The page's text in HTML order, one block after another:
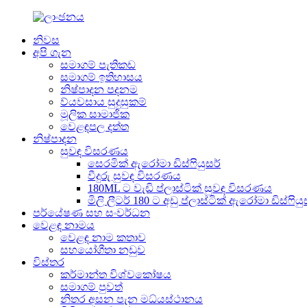
නිවස
අපි ගැන
සමාගම් පැතිකඩ
සමාගම් ඉතිහාසය
නිෂ්පාදන පදනම
ව්යවසාය සුදුසුකම්
මූලික සාමාජික
වෙළඳපල දත්ත
නිෂ්පාදන
සුවඳ විසරණය
සෙරමික් ඇරෝමා ඩිස්ෆියුසර්
වීදුරු සුවඳ විසරණය
180ML ට වැඩි ප්ලාස්ටික් සුවඳ විසරණය
මිලි ලීටර් 180 ට අඩු ප්ලාස්ටික් ඇරෝමා
පර්යේෂණ සහ සංවර්ධන
වෙළඳ නාමය
වෙළඳ නාම කතාව
සහයෝගීතා නඩුව
විස්තර
කර්මාන්ත විශ්වකෝෂය
සමාගම් පුවත්
නිතර අසන පැන මධ්යස්ථානය